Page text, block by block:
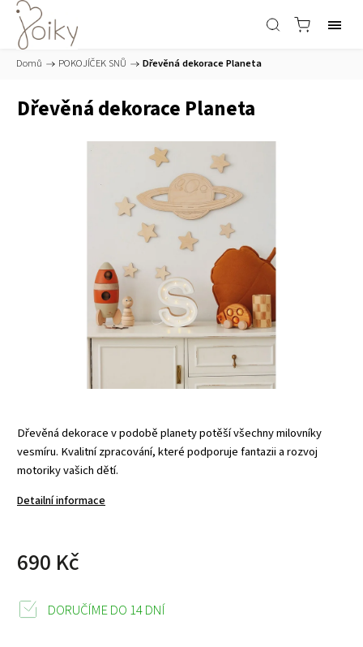
Domů / POKOJÍČEK SNŮ / Dřevěná dekorace Planeta
Dřevěná dekorace Planeta
Dřevěná dekorace v podobě planety potěší všechny milovníky
vesmíru. Kvalitní zpracování, které podporuje fantazii a rozvoj
motoriky vašich dětí.
Detailní informace
690 Kč
DORUČÍME DO 14 DNÍ